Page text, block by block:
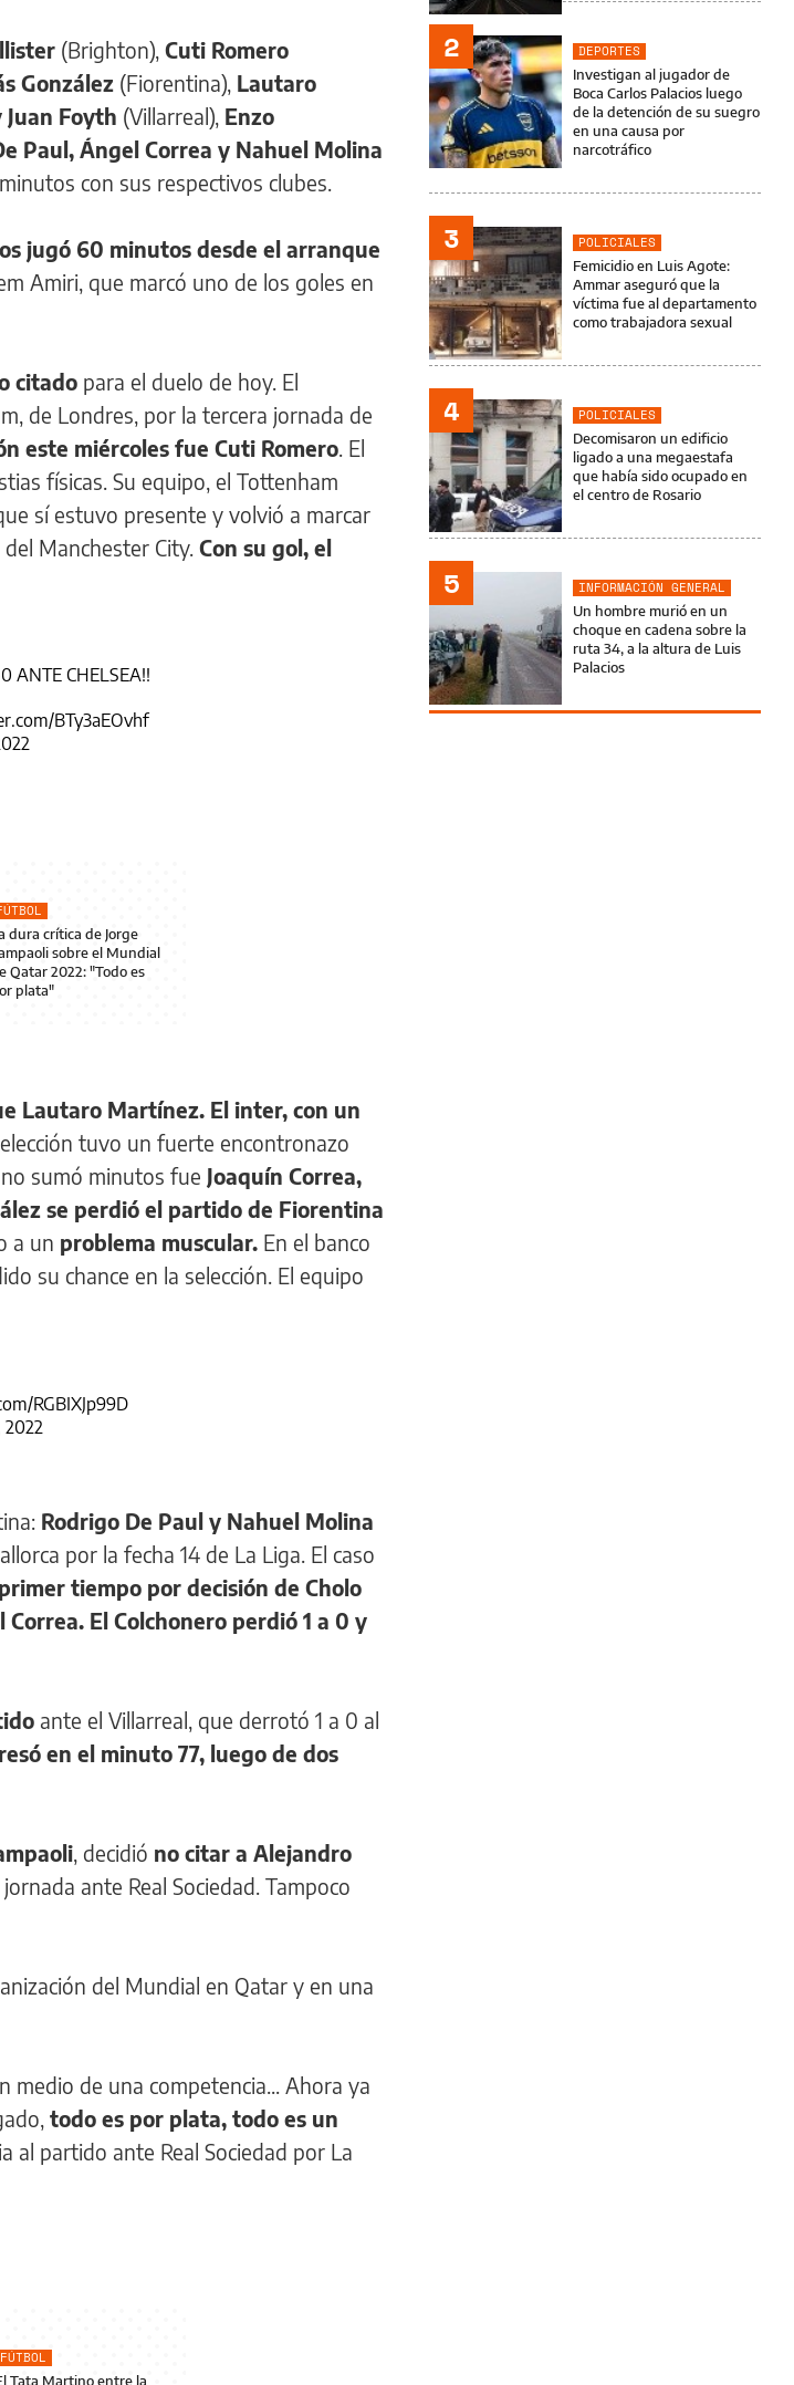
(Brighton), Cuti Romero
González (Fiorentina), Lautaro
Foyth (Villarreal), Enzo
Paul, Ángel Correa y Nahuel Molina
con sus respectivos clubes.
jugó 60 minutos desde el arranque
Amiri, que marcó uno de los goles en
citado para el duelo de hoy. El
de Londres, por la tercera jornada de
este miércoles fue Cuti Romero . El
físicas. Su equipo, el Tottenham
sí estuvo presente y volvió a marcar
Manchester City. Con su gol, el
ANTE CHELSEA!!
BTy3aEOvhf
dura crítica de Jorge
sobre el Mundial
Qatar 2022: "Todo es
plata"
Lautaro Martínez. El inter, con un
tuvo un fuerte encontronazo
sumó minutos fue Joaquín Correa,
se perdió el partido de Fiorentina
a un problema muscular. En el banco
su chance en la selección. El equipo
RGBIXJp99D
2022
Rodrigo De Paul y Nahuel Molina
por la fecha 14 de La Liga. El caso
tiempo por decisión de Cholo
El Colchonero perdió 1 a 0 y
ante el Villarreal, que derrotó 1 a 0 al
en el minuto 77, luego de dos
, decidió no citar a Alejandro
ante Real Sociedad. Tampoco
del Mundial en Qatar y en una
medio de una competencia... Ahora ya
todo es por plata, todo es un
al partido ante Real Sociedad por La
FÚTBOL
Tata Martino entre la
2
DEPORTES
Investigan al jugador de
Boca Carlos Palacios luego
de la detención de su suegro
en una causa por
narcotráfico
3
POLICIALES
Femicidio en Luis Agote:
Ammar aseguró que la
víctima fue al departamento
como trabajadora sexual
4
POLICIALES
Decomisaron un edificio
ligado a una megaestafa
que había sido ocupado en
el centro de Rosario
5
INFORMACIÓN GENERAL
Un hombre murió en un
choque en cadena sobre la
ruta 34, a la altura de Luis
Palacios